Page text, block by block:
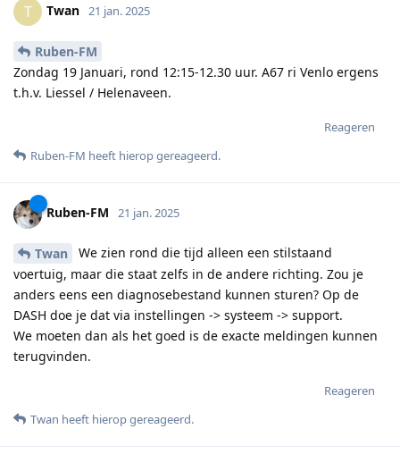
T Twan 21 jan. 2025
Ruben-FM
Zondag 19 Januari, rond 12:15-12.30 uur. A67 ri Venlo ergens
t.h.v. Liessel / Helenaveen.
Reageren
Ruben-FM heeft hierop gereageerd.
Ruben-FM 21 jan. 2025
Twan
We zien rond die tijd alleen een stilstaand
voertuig, maar die staat zelfs in de andere richting. Zou je
anders eens een diagnosebestand kunnen sturen? Op de
DASH doe je dat via instellingen -> systeem -> support.
We moeten dan als het goed is de exacte meldingen kunnen
terugvinden.
Reageren
Twan heeft hierop gereageerd.